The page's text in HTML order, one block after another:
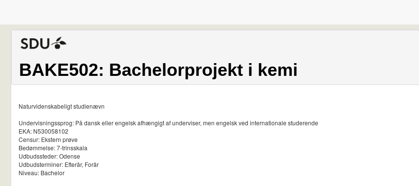
BAKE502: Bachelorprojekt i kemi
Naturvidenskabeligt studienævn
Undervisningssprog: På dansk eller engelsk afhængigt af underviser, men engelsk ved internationale studerende
EKA: N530058102
Censur: Ekstern prøve
Bedømmelse: 7-trinsskala
Udbudssteder: Odense
Udbudsterminer: Efterår, Forår
Niveau: Bachelor